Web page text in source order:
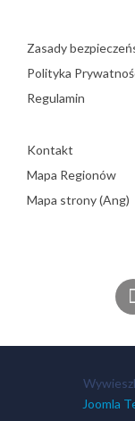
Zasady
Polityka
Regulamin
Kontakt
Mapa Regionów
Mapa strony (Ang)
Joomla